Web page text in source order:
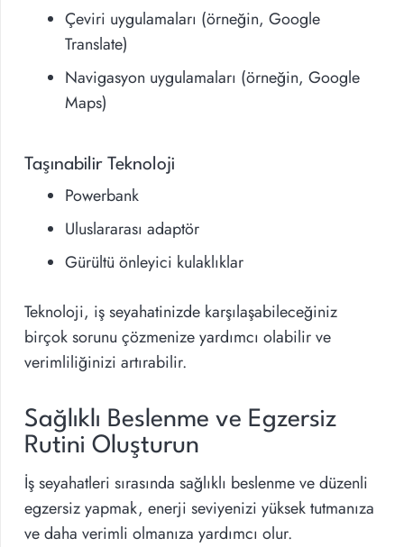
Çeviri uygulamaları (örneğin, Google
Translate)
Navigasyon uygulamaları (örneğin, Google
Maps)
Taşınabilir Teknoloji
Powerbank
Uluslararası adaptör
Gürültü önleyici kulaklıklar
Teknoloji, iş seyahatinizde karşılaşabileceğiniz
birçok sorunu çözmenize yardımcı olabilir ve
verimliliğinizi artırabilir.
Sağlıklı Beslenme ve Egzersiz
Rutini Oluşturun
İş seyahatleri sırasında sağlıklı beslenme ve düzenli
egzersiz yapmak, enerji seviyenizi yüksek tutmanıza
ve daha verimli olmanıza yardımcı olur.